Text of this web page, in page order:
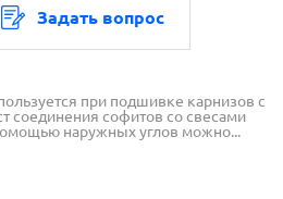
Задать вопрос
при подшивке карнизов с
соединения софитов со свесами
наружных углов можно...